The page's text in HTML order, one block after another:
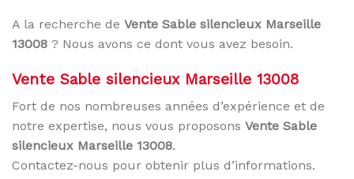
A la recherche de Vente Sable silencieux Marseille
13008 ? Nous avons ce dont vous avez besoin.
Vente Sable silencieux Marseille 13008
Fort de nos nombreuses années d’expérience et de
notre expertise, nous vous proposons Vente Sable
silencieux Marseille 13008.
Contactez-nous pour obtenir plus d’informations.